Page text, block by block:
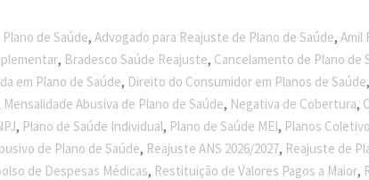
de Saúde, Advogado para Reajuste de Plano de Saúde, Amil
, Bradesco Saúde Reajuste, Cancelamento de Plano de
em Plano de Saúde, Direito do Consumidor em Planos de Saúde,
Mensalidade Abusiva de Plano de Saúde, Negativa de Cobertura,
, Plano de Saúde Individual, Plano de Saúde MEI, Planos
de Plano de Saúde, Reajuste ANS 2026/2027, Reajuste de
de Despesas Médicas, Restituição de Valores Pagos a Maior,